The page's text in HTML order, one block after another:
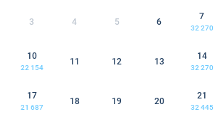
3 4 5 6
7
32 270
10
22 154
11 12 13
14
32 270
17
21 687
18 19 20
21
32 445